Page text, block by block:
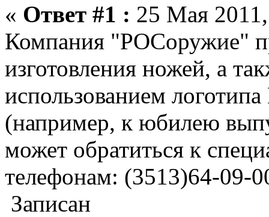
« Ответ #1 : 25 Мая
Компания "РОСоружие"
изготовления ножей, а
использованием
(например, к юбилею
может обратиться к
телефонам: (3513)64-09-
Записан